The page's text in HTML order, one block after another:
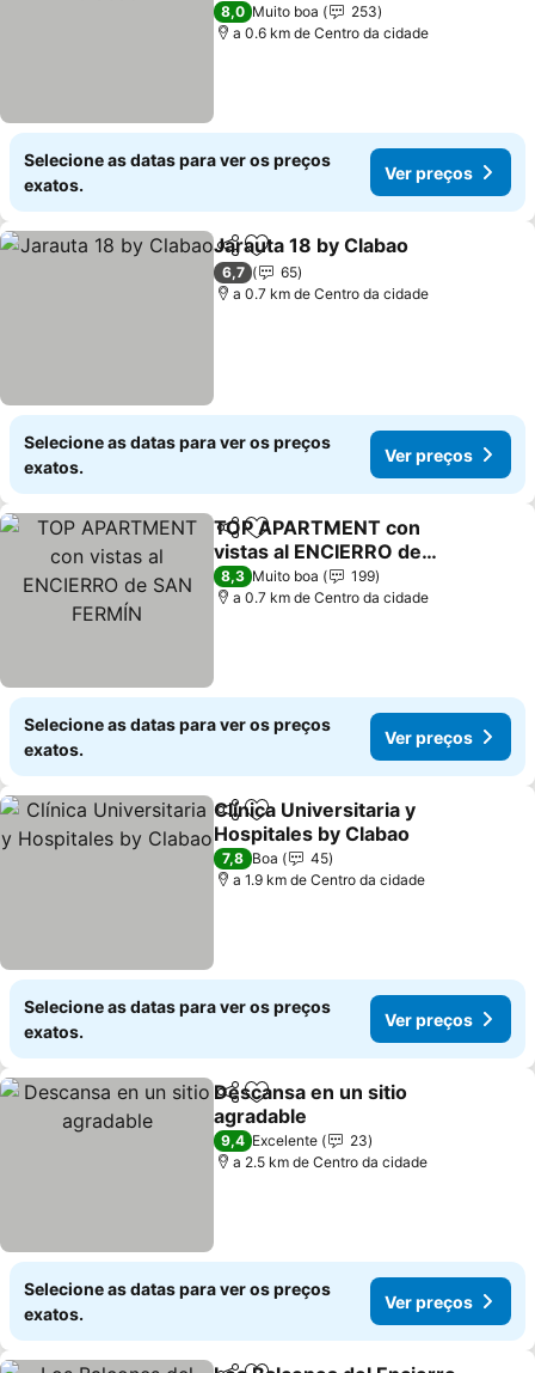
8,0 Muito boa
253
a 0.6 km de Centro da cidade
Selecione as datas para ver os preços
exatos.
Ver preços
PartilharAdicionar aos favoritos
Jarauta 18 by Clabao
6,7
65
a 0.7 km de Centro da cidade
Selecione as datas para ver os preços
exatos.
Ver preços
PartilharAdicionar aos favoritos
TOP APARTMENT con
vistas al ENCIERRO de
SAN FERMÍN
8,3 Muito boa
199
a 0.7 km de Centro da cidade
Selecione as datas para ver os preços
exatos.
Ver preços
PartilharAdicionar aos favoritos
Clínica Universitaria y
Hospitales by Clabao
7,8 Boa
45
a 1.9 km de Centro da cidade
Selecione as datas para ver os preços
exatos.
Ver preços
PartilharAdicionar aos favoritos
Descansa en un sitio
agradable
9,4 Excelente
23
a 2.5 km de Centro da cidade
Selecione as datas para ver os preços
exatos.
Ver preços